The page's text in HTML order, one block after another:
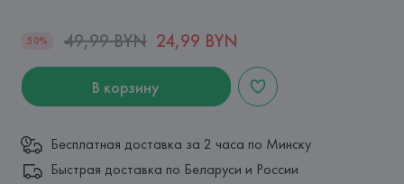
50% 49,99 BYN 24,99 BYN
В корзину
Бесплатная доставка за 2 часа по Минску
Быстрая доставка по Беларуси и России